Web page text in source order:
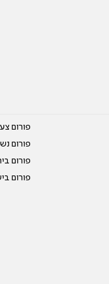
פורום
פורום
פורום
פורום